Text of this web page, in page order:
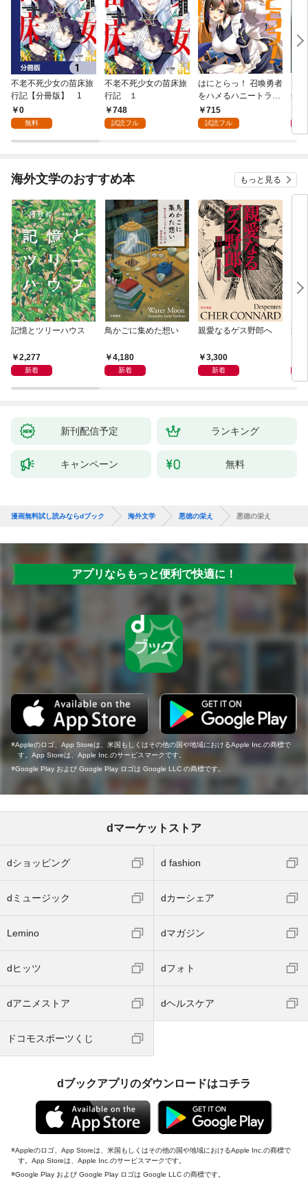
不老不死少女の苗床旅
行記【分冊版】 1
0
無料
不老不死少女の苗床旅
行記 １
748
試読フル
はにとらっ！ 召喚勇者
をハメるハニートラッ
プ包囲網 1
715
試読フル
年9
海外文学のおすすめ本 もっと見る
記憶とツリーハウス
2,277
新着
鳥かごに集めた想い
4,180
新着
親愛なるゲス野郎へ
3,300
新着
野
新刊配信予定 ランキング
キャンペーン 無料
漫画無料試し読みならdブック 海外文学 悪徳の栄え 悪徳の栄え
アプリならもっと便利で快適に！
Appleのロゴ、App Storeは、米国もしくはその他の国や地域におけるApple Inc.の商標で
す。App Storeは、Apple Inc.のサービスマークです。
Google Play および Google Play ロゴは Google LLC の商標です。
dマーケットストア
dショッピング d fashion
dミュージック dカーシェア
Lemino dマガジン
dヒッツ dフォト
dアニメストア dヘルスケア
ドコモスポーツくじ
dブックアプリのダウンロードはコチラ
Appleのロゴ、App Storeは、米国もしくはその他の国や地域におけるApple Inc.の商標で
す。App Storeは、Apple Inc.のサービスマークです。
Google Play および Google Play ロゴは Google LLC の商標です。